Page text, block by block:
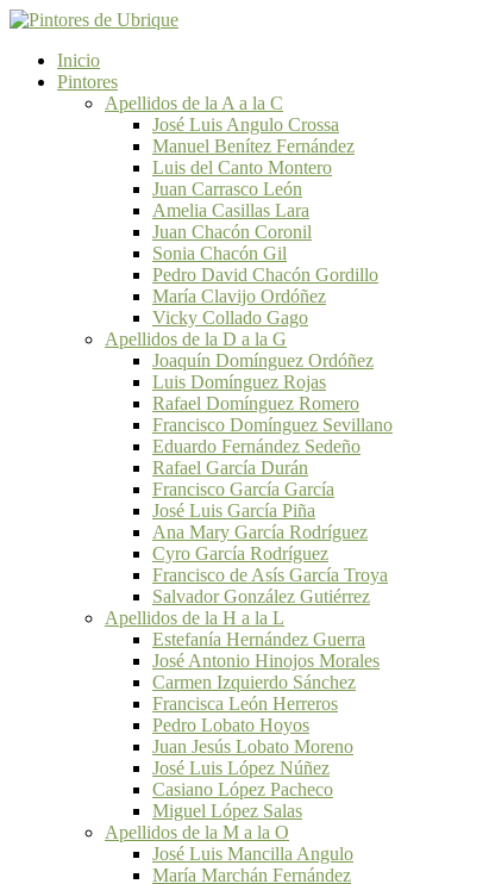
Inicio
Pintores
Apellidos de la A a la C
José Luis Angulo Crossa
Manuel Benítez Fernández
Luis del Canto Montero
Juan Carrasco León
Amelia Casillas Lara
Juan Chacón Coronil
Sonia Chacón Gil
Pedro David Chacón Gordillo
María Clavijo Ordóñez
Vicky Collado Gago
Apellidos de la D a la G
Joaquín Domínguez Ordóñez
Luis Domínguez Rojas
Rafael Domínguez Romero
Francisco Domínguez Sevillano
Eduardo Fernández Sedeño
Rafael García Durán
Francisco García García
José Luis García Piña
Ana Mary García Rodríguez
Cyro García Rodríguez
Francisco de Asís García Troya
Salvador González Gutiérrez
Apellidos de la H a la L
Estefanía Hernández Guerra
José Antonio Hinojos Morales
Carmen Izquierdo Sánchez
Francisca León Herreros
Pedro Lobato Hoyos
Juan Jesús Lobato Moreno
José Luis López Núñez
Casiano López Pacheco
Miguel López Salas
Apellidos de la M a la O
José Luis Mancilla Angulo
María Marchán Fernández